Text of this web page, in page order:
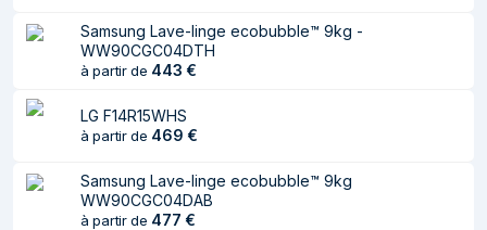
Largeur du colis 650 mm
Profondeur du colis 580 mm
Hauteur du colis 885 mm
Poids du paquet
Ergonomie
Samsung Lave-linge ecobubble™ 9kg -
WW90CGC04DTH
à partir de 443 €
LG F14R15WHS
à partir de 469 €
Samsung Lave-linge ecobubble™ 9kg
WW90CGC04DAB
à partir de 477 €